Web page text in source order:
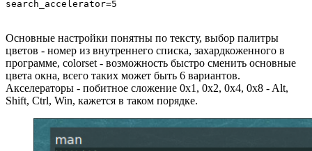
Основные настройки понятны по тексту, выбор палитры
цветов - номер из внутреннего списка, захардкоженного в
программе, colorset - возможность быстро сменить основные
цвета окна, всего таких может быть 6 вариантов.
Акселераторы - побитное сложение 0x1, 0x2, 0x4, 0x8 - Alt,
Shift, Ctrl, Win, кажется в таком порядке.